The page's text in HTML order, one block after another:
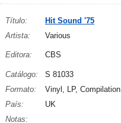
Título: Hit Sound '75
Artista:
Various
Editora: CBS
Catálogo:
S 81033
Formato:
Vinyl, LP, Compilation
País:
UK
Notas: